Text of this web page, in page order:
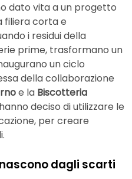
dato vita a un progetto
filiera corta e
i residui della
prime, trasformano un
un ciclo
della collaborazione
e la Biscotteria
deciso di utilizzare le
per creare
dagli scarti